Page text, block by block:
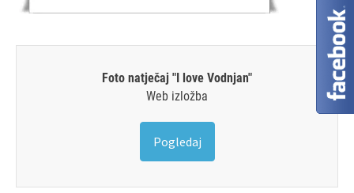
Foto natječaj "I love Vodnjan"
Web izložba
Pogledaj